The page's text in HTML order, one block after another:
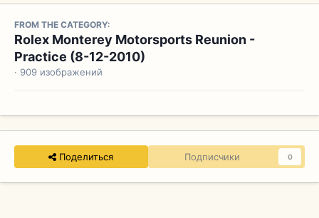
FROM THE CATEGORY:
Rolex Monterey Motorsports Reunion -
Practice (8-12-2010)
· 909 изображений
Поделиться Подписчики 0